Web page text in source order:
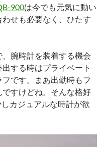
900は今でも元気に動い
せも必要なく、ひたす
腕時計を装着する機会
する時はプライベート
です。まあ出勤時もフ
すけどね。そんな格好
カジュアルな時計が欲